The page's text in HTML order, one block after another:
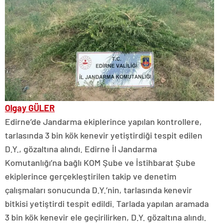
Olgay GÜLER
Edirne’de Jandarma ekiplerince yapılan kontrollere,
tarlasında 3 bin kök kenevir yetiştirdiği tespit edilen
D.Y., gözaltına alındı. Edirne İl Jandarma
Komutanlığı’na bağlı KOM Şube ve İstihbarat Şube
ekiplerince gerçekleştirilen takip ve denetim
çalışmaları sonucunda D.Y.’nin, tarlasında kenevir
bitkisi yetiştirdi tespit edildi. Tarlada yapılan aramada
3 bin kök kenevir ele geçirilirken, D.Y. gözaltına alındı.